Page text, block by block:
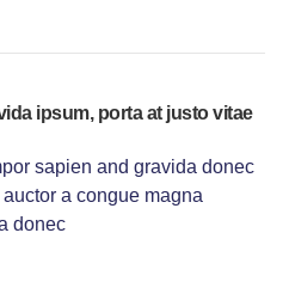
ipsum, porta at justo vitae
sapien and gravida donec
a congue magna
donec